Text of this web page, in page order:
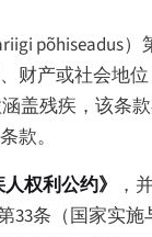
põhiseadus）
财产或社会地
盖残疾，该条
款。
权利公约》 ，
33条（国家实